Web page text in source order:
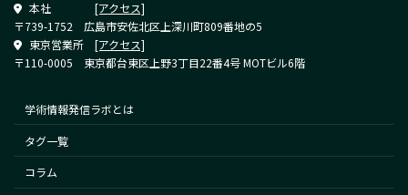
本社 [アクセス]
〒739-1752 広島市安佐北区上深川町809番地の5
東京営業所 [アクセス]
〒110-0005 東京都台東区上野3丁目22番4号 MOTビル6階
学術情報発信ラボとは
タグ一覧
コラム